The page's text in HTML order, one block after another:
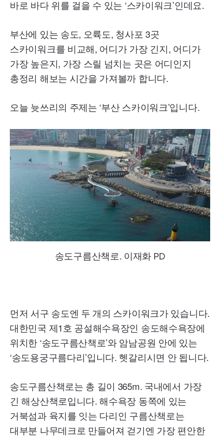
바로 바다 위를 걸을 수 있는 ‘스카이워크’인데요.
부산에 있는 송도, 오륙도, 청사포 3곳
스카이워크를 비교해, 어디가 가장 긴지, 어디가
가장 높은지, 가장 스릴 넘치는 곳은 어디인지
총정리 해보는 시간을 가져볼까 합니다.
오늘 늇쓰리의 주제는 ‘부산 스카이워크’입니다.
송도구름산책로. 이재화 PD
먼저 서구 송도엔 두 개의 스카이워크가 있습니다.
대한민국 제1호 공설해수욕장인 송도해수욕장에
위치한 ‘송도구름산책로’와 암남공원 안에 있는
‘송도용궁구름다리’입니다. 헷갈리시면 안 됩니다.
송도구름산책로는 총 길이 365m. 국내에서 가장
긴 해상산책로입니다. 해수욕장 동쪽에 있는
거북섬과 육지를 잇는 다리인 구름산책로는
대부분 나무데크로 만들어져 걷기엔 가장 편안한